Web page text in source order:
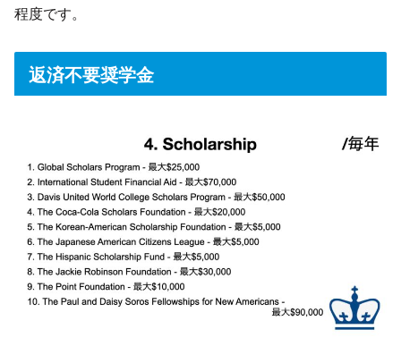
程度です。
返済不要奨学金